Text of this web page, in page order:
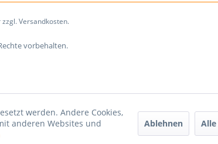
Versandkosten.
vorbehalten.
werden. Andere Cookies,
anderen Websites und
Ablehnen